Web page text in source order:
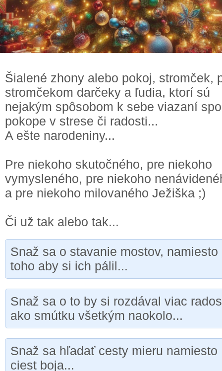
Šialené zhony alebo pokoj, stromček,
stromčekom darčeky a ľudia, ktorí sú
nejakým spôsobom k sebe viazaní
pokope v strese či radosti...
A ešte narodeniny...
Pre niekoho skutočného, pre niekoho
vymysleného, pre niekoho
a pre niekoho milovaného Ježiška ;)
Či už tak alebo tak...
Snaž sa o stavanie mostov, namiesto
toho aby si ich pálil...
Snaž sa o to by si rozdával viac
ako smútku všetkým naokolo...
Snaž sa hľadať cesty mieru namiesto
ciest boja...